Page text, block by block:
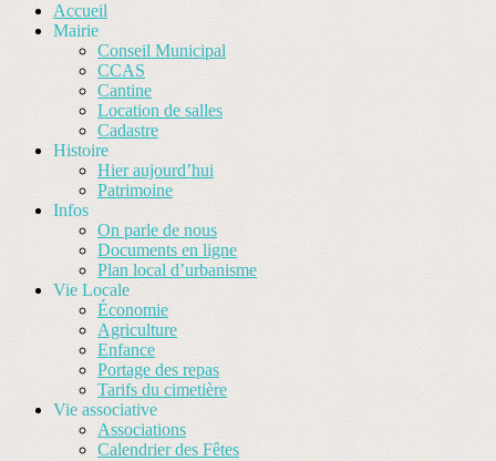
Accueil
Mairie
Conseil Municipal
CCAS
Cantine
Location de salles
Cadastre
Histoire
Hier aujourd’hui
Patrimoine
Infos
On parle de nous
Documents en ligne
Plan local d’urbanisme
Vie Locale
Économie
Agriculture
Enfance
Portage des repas
Tarifs du cimetière
Vie associative
Associations
Calendrier des Fêtes